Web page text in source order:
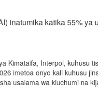
inatumika katika 55% ya
Kimataifa, Interpol, kuhusu
imetoa onyo kali kuhusu
usalama wa kiuchumi na